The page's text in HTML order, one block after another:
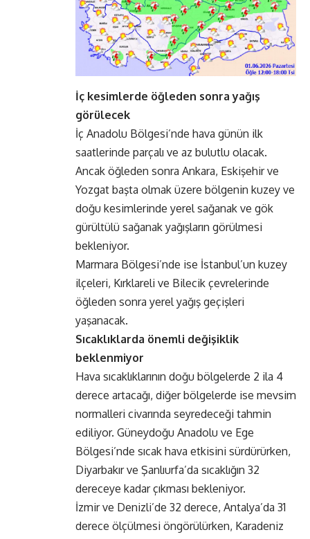
İç kesimlerde öğleden sonra yağış
görülecek
İç Anadolu Bölgesi’nde hava günün ilk
saatlerinde parçalı ve az bulutlu olacak.
Ancak öğleden sonra Ankara, Eskişehir ve
Yozgat başta olmak üzere bölgenin kuzey ve
doğu kesimlerinde yerel sağanak ve gök
gürültülü sağanak yağışların görülmesi
bekleniyor.
Marmara Bölgesi’nde ise İstanbul’un kuzey
ilçeleri, Kırklareli ve Bilecik çevrelerinde
öğleden sonra yerel yağış geçişleri
yaşanacak.
Sıcaklıklarda önemli değişiklik
beklenmiyor
Hava sıcaklıklarının doğu bölgelerde 2 ila 4
derece artacağı, diğer bölgelerde ise mevsim
normalleri civarında seyredeceği tahmin
ediliyor. Güneydoğu Anadolu ve Ege
Bölgesi’nde sıcak hava etkisini sürdürürken,
Diyarbakır ve Şanlıurfa’da sıcaklığın 32
dereceye kadar çıkması bekleniyor.
İzmir ve Denizli’de 32 derece, Antalya’da 31
derece ölçülmesi öngörülürken, Karadeniz